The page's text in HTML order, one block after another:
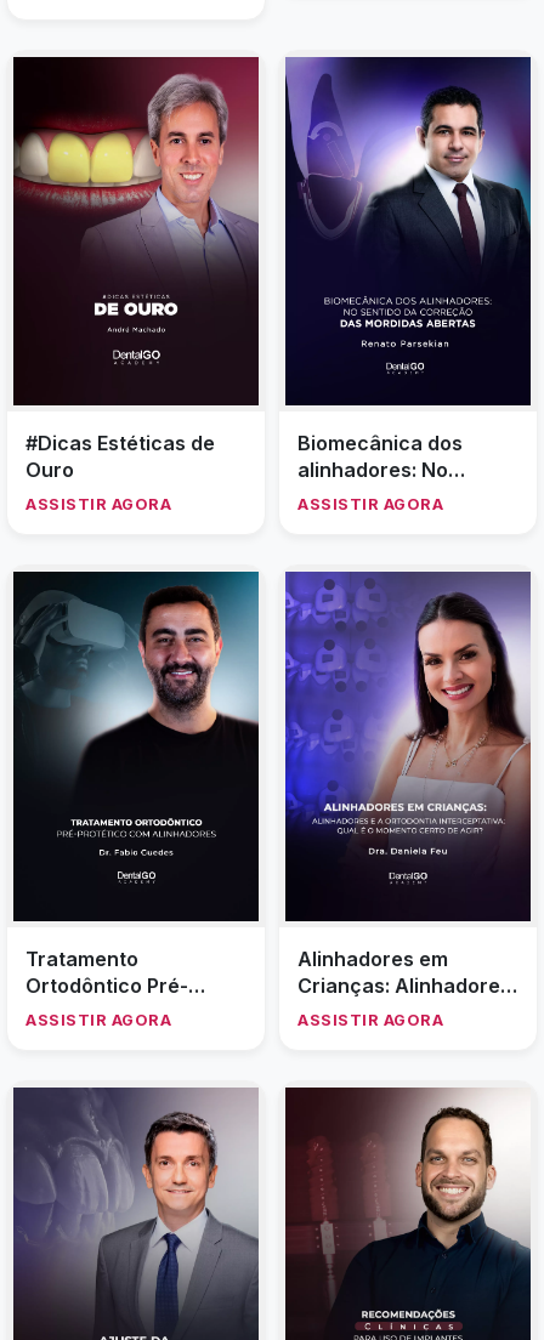
#Dicas Estéticas de
Ouro
ASSISTIR AGORA
Biomecânica dos
alinhadores: No
sentido da correção
ASSISTIR AGORA
Tratamento
Ortodôntico Pré-
Protético com
ASSISTIR AGORA
Alinhadores em
Crianças: Alinhadores
e a Ortodontia
momento certo de agir?
ASSISTIR AGORA